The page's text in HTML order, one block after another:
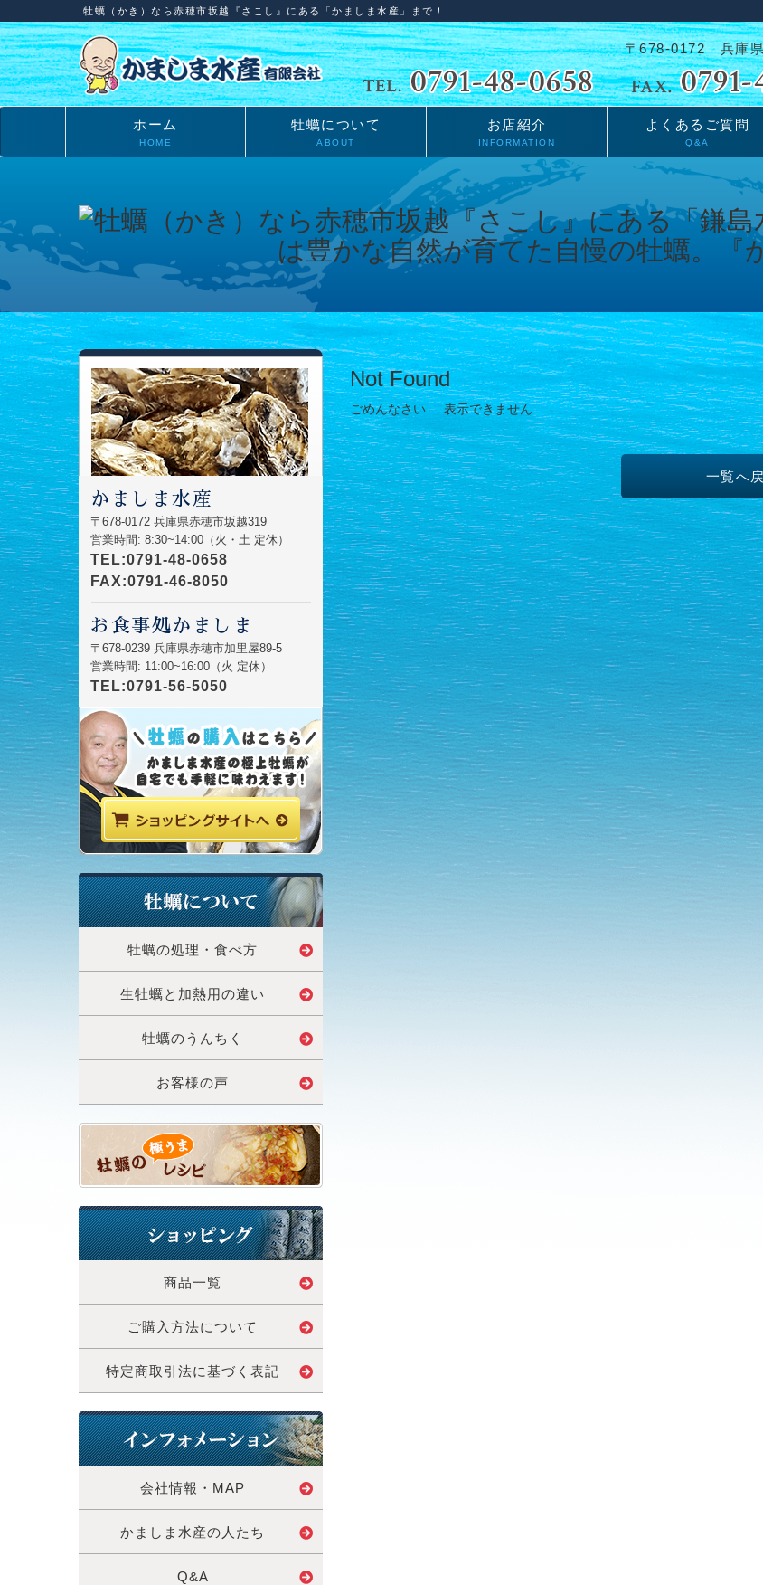
牡蠣（かき）なら赤穂市坂越『さこし』にある「かましま水産」まで！
〒678-0172 兵庫
ホーム
HOME
牡蠣について
ABOUT
お店紹介
INFORMATION
よくあるご質問
Q&A
Not Found
ごめんなさい ... 表示できません ...
一覧へ
かましま水産
〒678-0172 兵庫県赤穂市坂越319
営業時間: 8:30~14:00（火・土 定休）
TEL:0791-48-0658
FAX:0791-46-8050
お食事処かましま
〒678-0239 兵庫県赤穂市加里屋89-5
営業時間: 11:00~16:00（火 定休）
TEL:0791-56-5050
牡蠣の処理・食べ方
生牡蠣と加熱用の違い
牡蠣のうんちく
お客様の声
商品一覧
ご購入方法について
特定商取引法に基づく表記
会社情報・MAP
かましま水産の人たち
Q&A